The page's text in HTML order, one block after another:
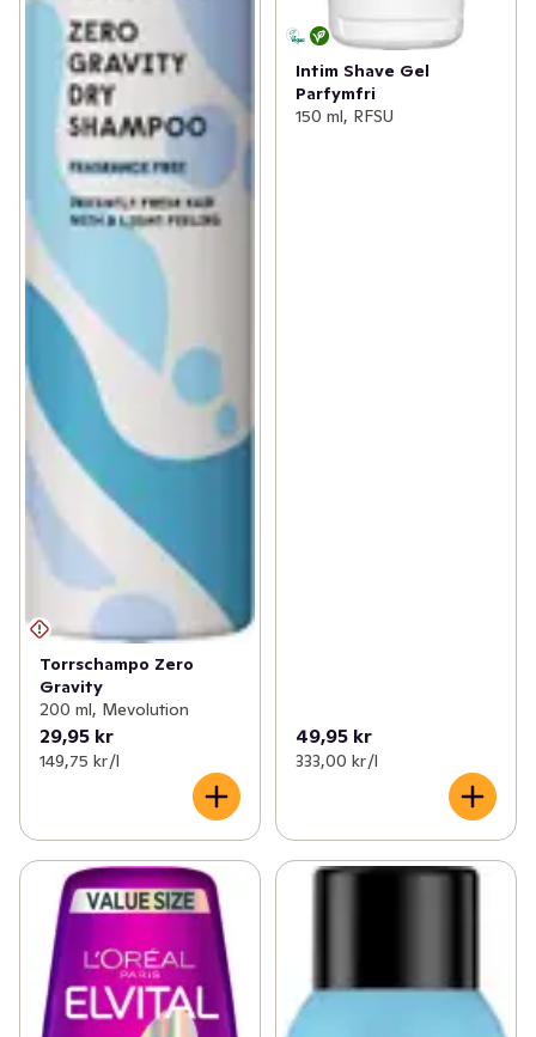
Torrschampo Zero
Gravity
200 ml, Mevolution
29,95 kr
149,75 kr /l
Intim Shave Gel
Parfymfri
150 ml, RFSU
49,95 kr
333,00 kr /l